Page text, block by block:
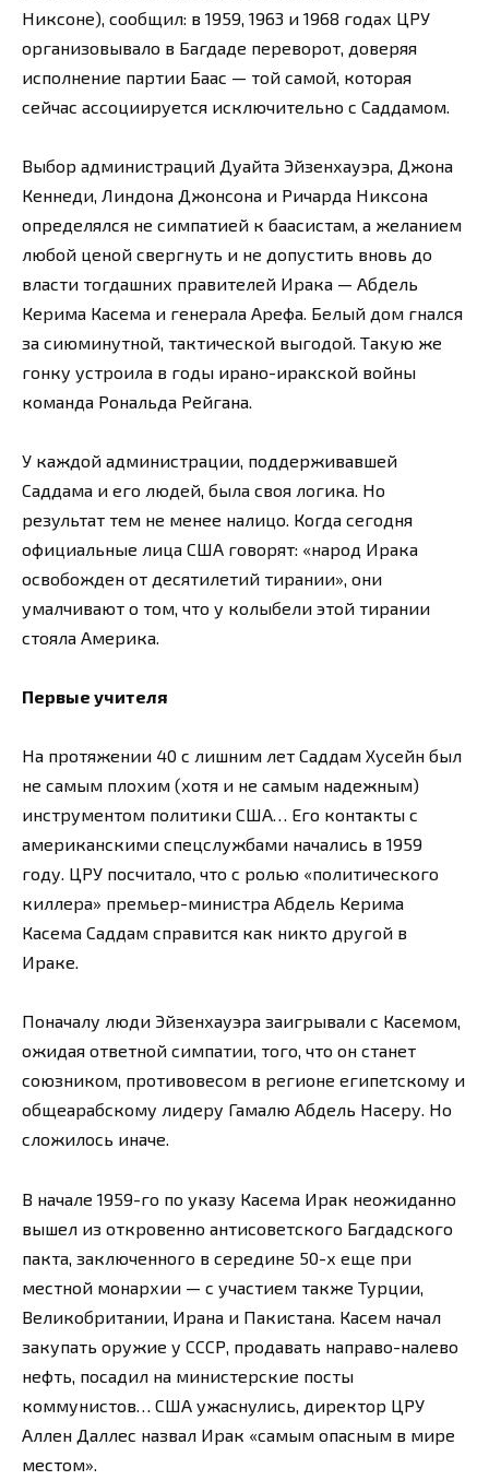
Никсоне), сообщил: в 1959, 1963 и 1968 годах ЦРУ
организовывало в Багдаде переворот, доверяя
исполнение партии Баас — той самой, которая
сейчас ассоциируется исключительно с Саддамом.
Выбор администраций Дуайта Эйзенхауэра, Джона
Кеннеди, Линдона Джонсона и Ричарда Никсона
определялся не симпатией к баасистам, а желанием
любой ценой свергнуть и не допустить вновь до
власти тогдашних правителей Ирака — Абдель
Керима Касема и генерала Арефа. Белый дом гнался
за сиюминутной, тактической выгодой. Такую же
гонку устроила в годы ирано-иракской войны
команда Рональда Рейгана.
У каждой администрации, поддерживавшей
Саддама и его людей, была своя логика. Но
результат тем не менее налицо. Когда сегодня
официальные лица США говорят: «народ Ирака
освобожден от десятилетий тирании», они
умалчивают о том, что у колыбели этой тирании
стояла Америка.
Первые учителя
На протяжении 40 с лишним лет Саддам Хусейн был
не самым плохим (хотя и не самым надежным)
инструментом политики США… Его контакты с
американскими спецслужбами начались в 1959
году. ЦРУ посчитало, что с ролью «политического
киллера» премьер-министра Абдель Керима
Касема Саддам справится как никто другой в
Ираке.
Поначалу люди Эйзенхауэра заигрывали с Касемом,
ожидая ответной симпатии, того, что он станет
союзником, противовесом в регионе египетскому и
общеарабскому лидеру Гамалю Абдель Насеру. Но
сложилось иначе.
В начале 1959-го по указу Касема Ирак неожиданно
вышел из откровенно антисоветского Багдадского
пакта, заключенного в середине 50-х еще при
местной монархии — с участием также Турции,
Великобритании, Ирана и Пакистана. Касем начал
закупать оружие у СССР, продавать направо-налево
нефть, посадил на министерские посты
коммунистов… США ужаснулись, директор ЦРУ
Аллен Даллес назвал Ирак «самым опасным в мире
местом».